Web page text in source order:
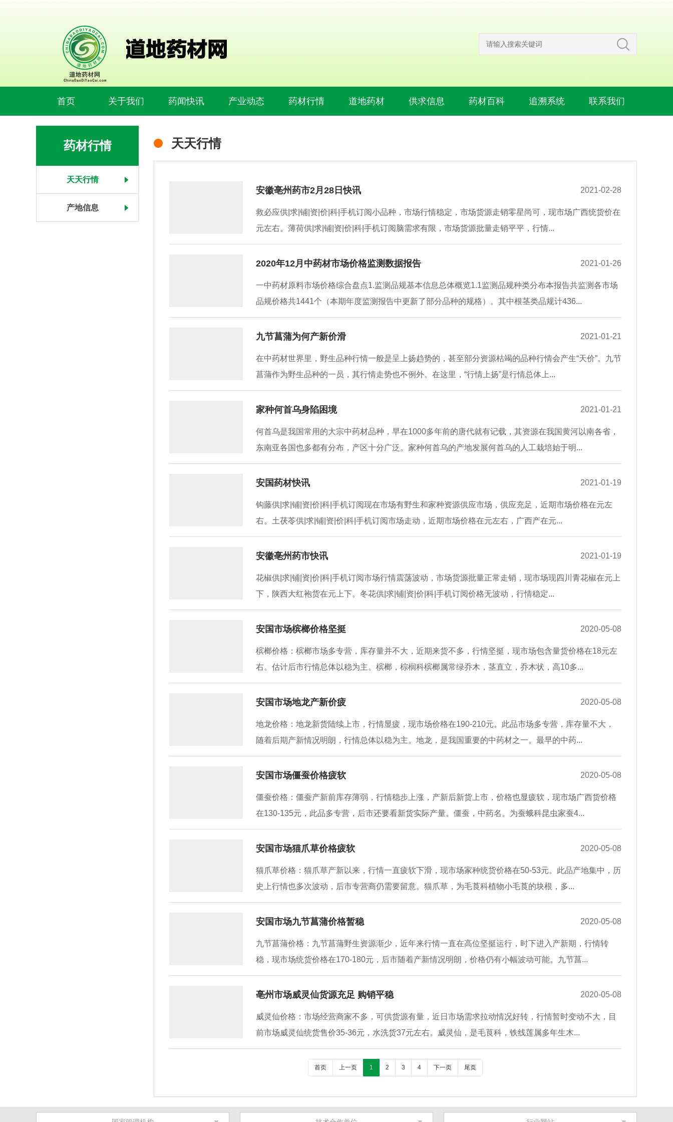
首页 关于我们 药闻快讯 产业动态 药材行情 道地药材 供求信息 药材百科 追溯系统 联系我们
药材行情
天天行情
产地信息
天天行情
安徽亳州药市2月28日快讯 2021-02-28
救必应供|求|铺|资|价|科|手机订阅小品种，市场行情稳定，市场货源走销零星尚可，现市场广西统货价在
元左右。薄荷供|求|铺|资|价|科|手机订阅脑需求有限，市场货源批量走销平平，行情...
2020年12月中药材市场价格监测数据报告 2021-01-26
一中药材原料市场价格综合盘点1.监测品规基本信息总体概览1.1监测品规种类分布本报告共监测各市场
品规价格共1441个（本期年度监测报告中更新了部分品种的规格）。其中根茎类品规计436...
九节菖蒲为何产新价滑 2021-01-21
在中药材世界里，野生品种行情一般是呈上扬趋势的，甚至部分资源枯竭的品种行情会产生“天价”。九节
菖蒲作为野生品种的一员，其行情走势也不例外。在这里，“行情上扬”是行情总体上...
家种何首乌身陷困境 2021-01-21
何首乌是我国常用的大宗中药材品种，早在1000多年前的唐代就有记载，其资源在我国黄河以南各省，
东南亚各国也多都有分布，产区十分广泛。家种何首乌的产地发展何首乌的人工栽培始于明...
安国药材快讯 2021-01-19
钩藤供|求|铺|资|价|科|手机订阅现在市场有野生和家种资源供应市场，供应充足，近期市场价格在元左
右。土茯苓供|求|铺|资|价|科|手机订阅市场走动，近期市场价格在元左右，广西产在元...
安徽亳州药市快讯 2021-01-19
花椒供|求|铺|资|价|科|手机订阅市场行情震荡波动，市场货源批量正常走销，现市场现四川青花椒在元上
下，陕西大红袍货在元上下。冬花供|求|铺|资|价|科|手机订阅价格无波动，行情稳定...
安国市场槟榔价格坚挺 2020-05-08
槟榔价格：槟榔市场多专营，库存量并不大，近期来货不多，行情坚挺，现市场包含量货价格在18元左
右。估计后市行情总体以稳为主。槟榔，棕榈科槟榔属常绿乔木，茎直立，乔木状，高10多...
安国市场地龙产新价疲 2020-05-08
地龙价格：地龙新货陆续上市，行情显疲，现市场价格在190-210元。此品市场多专营，库存量不大，
随着后期产新情况明朗，行情总体以稳为主。地龙，是我国重要的中药材之一。最早的中药...
安国市场僵蚕价格疲软 2020-05-08
僵蚕价格：僵蚕产新前库存薄弱，行情稳步上涨，产新后新货上市，价格也显疲软，现市场广西货价格
在130-135元，此品多专营，后市还要看新货实际产量。僵蚕，中药名。为蚕蛾科昆虫家蚕4...
安国市场猫爪草价格疲软 2020-05-08
猫爪草价格：猫爪草产新以来，行情一直疲软下滑，现市场家种统货价格在50-53元。此品产地集中，历
史上行情也多次波动，后市专营商仍需要留意。猫爪草，为毛莨科植物小毛莨的块根，多...
安国市场九节菖蒲价格暂稳 2020-05-08
九节菖蒲价格：九节菖蒲野生资源渐少，近年来行情一直在高位坚挺运行，时下进入产新期，行情转
稳，现市场统货价格在170-180元，后市随着产新情况明朗，价格仍有小幅波动可能。九节菖...
亳州市场威灵仙货源充足 购销平稳 2020-05-08
威灵仙价格：市场经营商家不多，可供货源有量，近日市场需求拉动情况好转，行情暂时变动不大，目
前市场威灵仙统货售价35-36元，水洗货37元左右。威灵仙，是毛茛科，铁线莲属多年生木...
首页 上一页 1 2 3 4 下一页 尾页